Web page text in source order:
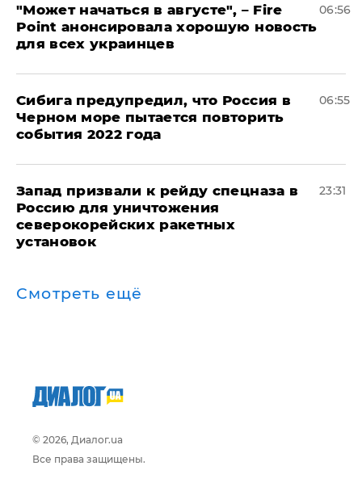
"Может начаться в августе", – Fire
Point анонсировала хорошую новость
для всех украинцев
06:56
Сибига предупредил, что Россия в
Черном море пытается повторить
события 2022 года
06:55
Запад призвали к рейду спецназа в
Россию для уничтожения
северокорейских ракетных
установок
23:31
Смотреть ещё
© 2026, Диалог.ua
Все права защищены.